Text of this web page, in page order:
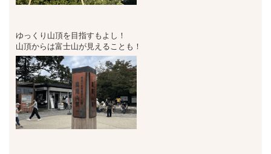
ゆっくり山頂を目指すもよし！
山頂からは富士山が見えることも！